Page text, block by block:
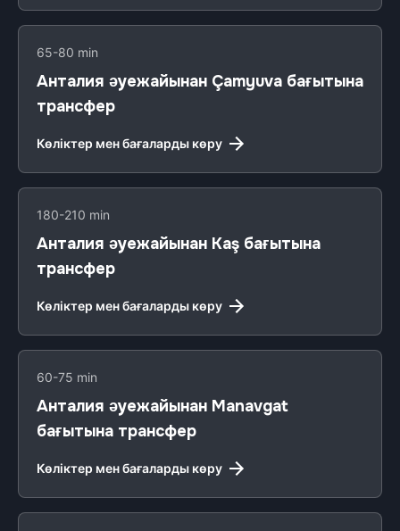
65-80 min
Анталия әуежайынан Çamyuva бағытына
трансфер
Көліктер мен бағаларды көру
180-210 min
Анталия әуежайынан Kaş бағытына
трансфер
Көліктер мен бағаларды көру
60-75 min
Анталия әуежайынан Manavgat
бағытына трансфер
Көліктер мен бағаларды көру